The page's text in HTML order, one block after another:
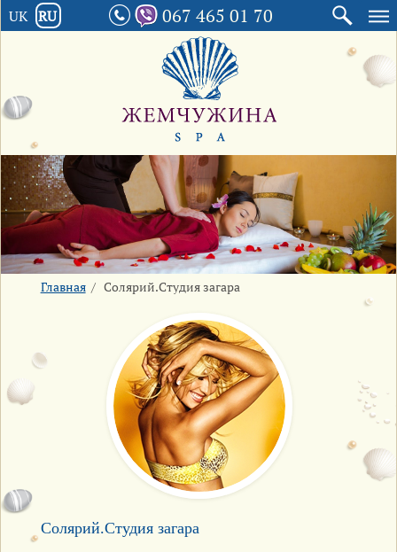
UK RU 067 465 01 70
Главная/ Солярий.Студия загара
Солярий.Студия загара